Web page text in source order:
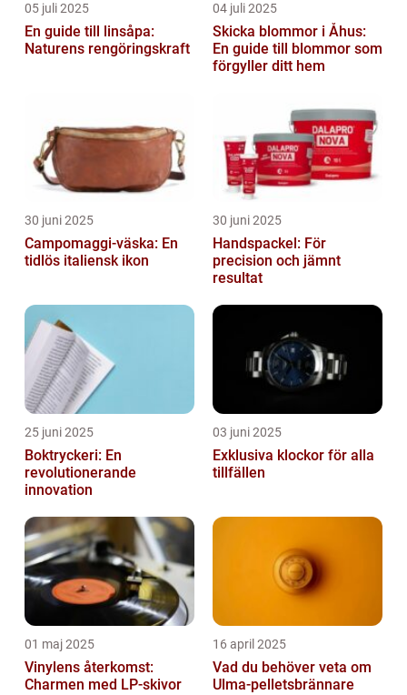
05 juli 2025
En guide till linsåpa:
Naturens rengöringskraft
04 juli 2025
Skicka blommor i Åhus:
En guide till blommor som
förgyller ditt hem
30 juni 2025
Campomaggi-väska: En
tidlös italiensk ikon
30 juni 2025
Handspackel: För
precision och jämnt
resultat
25 juni 2025
Boktryckeri: En
revolutionerande
innovation
03 juni 2025
Exklusiva klockor för alla
tillfällen
01 maj 2025
Vinylens återkomst:
Charmen med LP-skivor
16 april 2025
Vad du behöver veta om
Ulma-pelletsbrännare